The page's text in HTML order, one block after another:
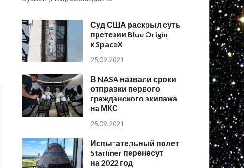
Суд США раскрыл суть
претезии Blue Origin
к SpaceX
25.09.2021
В NASA назвали сроки
отправки первого
гражданского экипажа
на МКС
25.09.2021
Испытательный полет
Starliner перенесут
на 2022 год